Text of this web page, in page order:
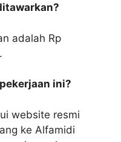
adalah Rp
ini?
website resmi
ke Alfamidi